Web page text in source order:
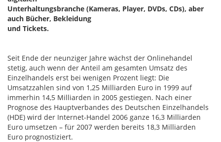
Unterhaltungsbranche (Kameras, Player, DVDs, CDs), aber
auch Bücher, Bekleidung
und Tickets.
Seit Ende der neunziger Jahre wächst der Onlinehandel
stetig, auch wenn der Anteil am gesamten Umsatz des
Einzelhandels erst bei wenigen Prozent liegt: Die
Umsatzzahlen sind von 1,25 Milliarden Euro in 1999 auf
immerhin 14,5 Milliarden in 2005 gestiegen. Nach einer
Prognose des Hauptverbandes des Deutschen Einzelhandels
(HDE) wird der Internet-Handel 2006 ganze 16,3 Milliarden
Euro umsetzen – für 2007 werden bereits 18,3 Milliarden
Euro prognostiziert.